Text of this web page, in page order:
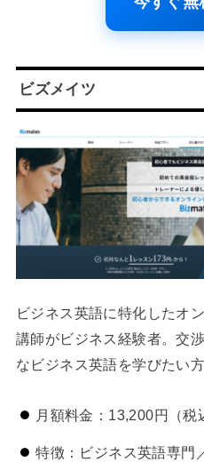
ビズメイツ
ビジネス英語に特化したオ
講師がビジネス経験者。交
なビジネス英語を学びたい
月額料金：13,200円（税
特徴：ビジネス英語専門